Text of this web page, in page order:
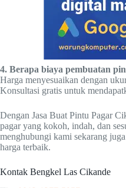
4. Berapa biaya pembuatan
Harga menyesuaikan dengan
Konsultasi gratis untuk
Dengan Jasa Buat Pintu Pagar
pagar yang kokoh, indah, dan
menghubungi kami sekarang
harga terbaik.
Kontak Bengkel Las Cikande